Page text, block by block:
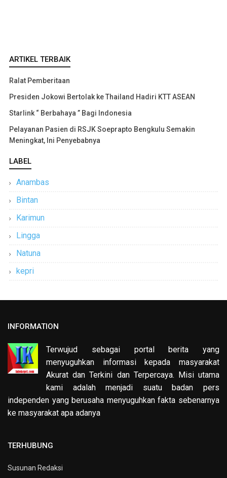
ARTIKEL TERBAIK
Ralat Pemberitaan
Presiden Jokowi Bertolak ke Thailand Hadiri KTT ASEAN
Starlink “ Berbahaya ” Bagi Indonesia
Pelayanan Pasien di RSJK Soeprapto Bengkulu Semakin
Meningkat, Ini Penyebabnya
LABEL
Anambas
Bintan
Karimun
Lingga
Natuna
kepri
INFORMATION
Terwujud sebagai portal berita yang
menyuguhkan informasi kepada masyarakat
Akurat dan Terkini dan Terpercaya. Misi utama
kami adalah menjadi suatu badan pers
independen yang berusaha menyuguhkan fakta sebenarnya
ke masyarakat apa adanya
TERHUBUNG
Susunan Redaksi